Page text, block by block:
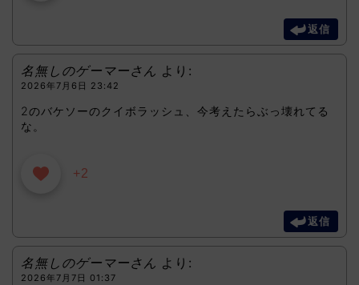
返信
名無しのゲーマーさん より:
2026年7月6日 23:42
2のバケソーのクイボラッシュ、今考えたらぶっ壊れてる
な。
+2
返信
名無しのゲーマーさん より:
2026年7月7日 01:37